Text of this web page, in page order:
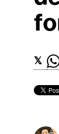
t
o
r
a
𝕏